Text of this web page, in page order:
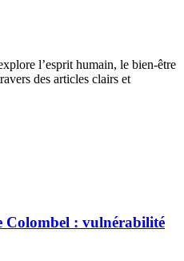
l’esprit humain, le bien-être
des articles clairs et
Colombel : vulnérabilité